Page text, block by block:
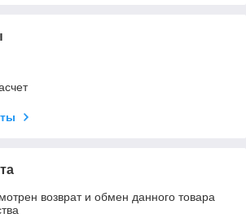
возврат и обмен данного товара